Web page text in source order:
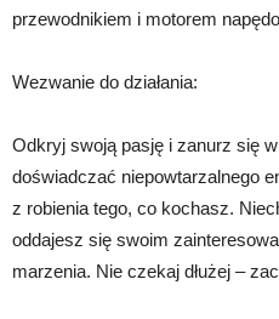
przewodnikiem i motorem
Wezwanie do działania:
Odkryj swoją pasję i zanurz się
doświadczać niepowtarzalnego
z robienia tego, co kochasz.
oddajesz się swoim
marzenia. Nie czekaj dłużej –